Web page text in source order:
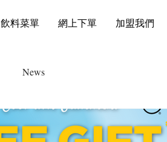
飲料菜單 網上下單 加盟我們
News